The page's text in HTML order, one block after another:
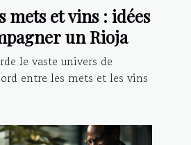
mets et vins : idées
un Rioja
le vaste univers de
entre les mets et les vins